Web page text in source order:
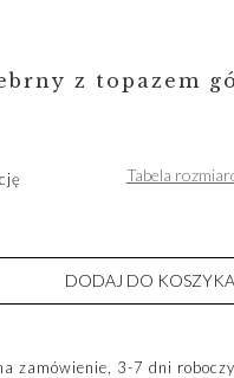
z topazem
Tabela
DODAJ DO KOSZYKA
zamówienie, 3-7 dni